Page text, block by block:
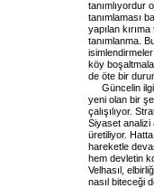
tanımlıyordur
tanımlaması
yapılan
tanımlanma.
köy
de öte bir
Güncelin
yeni olan bir
çalışılıyor.
Siyaset analizi
üretiliyor.
hareketle
hem devletin
Velhasıl,
nasıl biteceği